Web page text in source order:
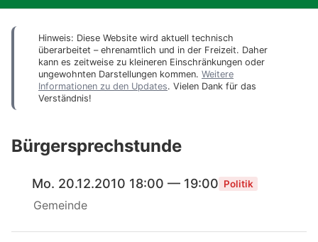
Hinweis: Diese Website wird aktuell technisch
überarbeitet – ehrenamtlich und in der Freizeit. Daher
kann es zeitweise zu kleineren Einschränkungen oder
ungewohnten Darstellungen kommen. Weitere
Informationen zu den Updates. Vielen Dank für das
Verständnis!
Bürgersprechstunde
Mo. 20.12.2010 18:00 — 19:00 Politik
Gemeinde